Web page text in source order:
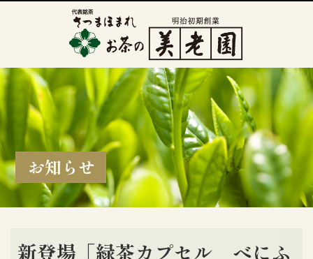
お知らせ
新登場「緑茶カプセル べにふ